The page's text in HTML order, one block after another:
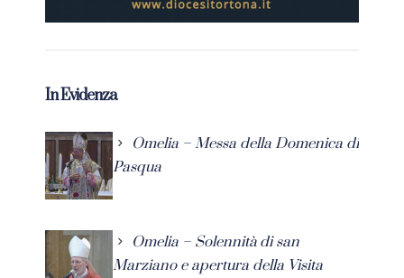
In Evidenza
Omelia – Messa della Domenica di
Pasqua
Omelia – Solennità di san
Marziano e apertura della Visita